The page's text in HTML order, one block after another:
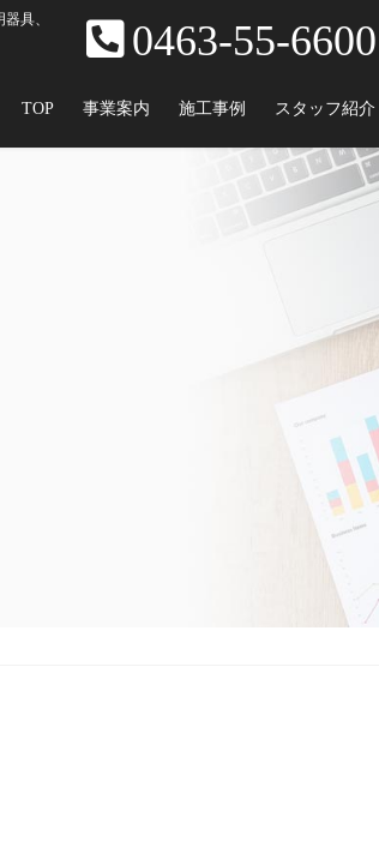
具、
0463-55-6600
TOP 事業案内 施工事例 スタッフ紹介